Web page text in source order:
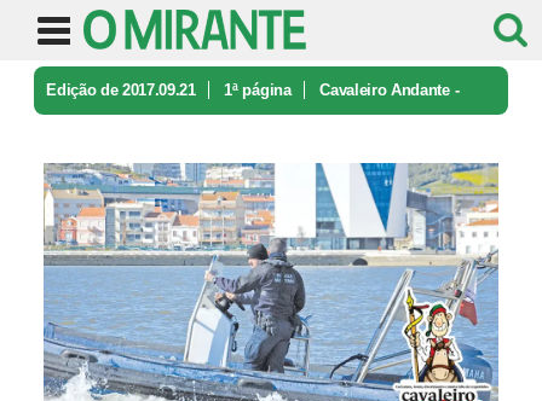
Edição de 2017.09.21 1ª página Cavaleiro Andante -